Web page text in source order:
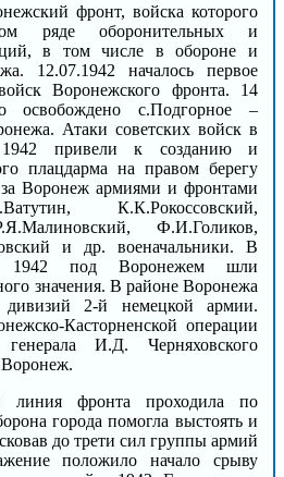
фронт, войска которого
ряде оборонительных и
в том числе в обороне и
12.07.1942 началось первое
Воронежского фронта. 14
освобождено с.Подгорное –
Атаки советских войск в
1942 привели к созданию и
плацдарма на правом берегу
Воронеж армиями и фронтами
К.К.Рокоссовский,
Ф.И.Голиков,
и др. военачальники. В
1942 под Воронежем шли
значения. В районе Воронежа
2-й немецкой армии.
Касторненской операции
И.Д. Черняховского
фронта проходила по
города помогла выстоять и
до трети сил группы армий
положило начало срыву